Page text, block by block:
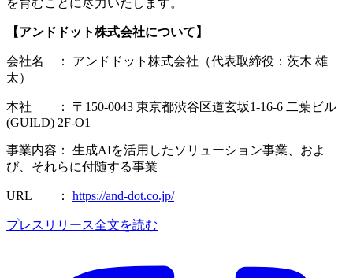
【アンドドット株式会社について】
会社名 ： アンドドット株式会社（代表取締役：茨木 雄
太）
本社 ： 〒150-0043 東京都渋谷区道玄坂1-16-6 二葉ビル
(GUILD) 2F-O1
事業内容： 生成AIを活用したソリューション事業、およ
び、それらに付随する事業
URL ： https://and-dot.co.jp/
プレスリリース全文を読む